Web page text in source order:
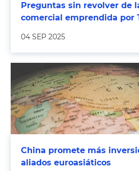
Preguntas sin revolver de
comercial emprendida por
04 SEP 2025
China promete más
aliados euroasiáticos